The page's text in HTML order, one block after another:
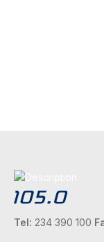
Tel: 234 390 100